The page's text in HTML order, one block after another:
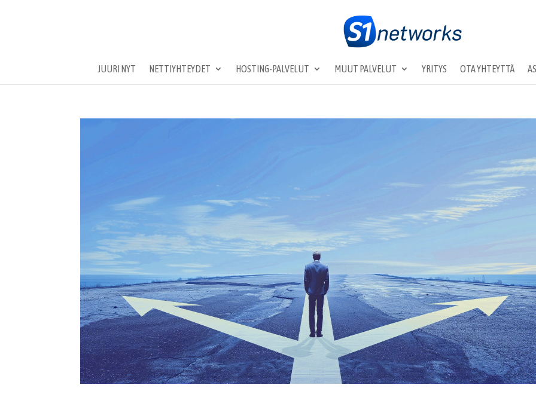
JUURI NYT NETTIYHTEYDET HOSTING-PALVELUT MUUT PALVELUT YRITYS OTA YHTEYTTÄ